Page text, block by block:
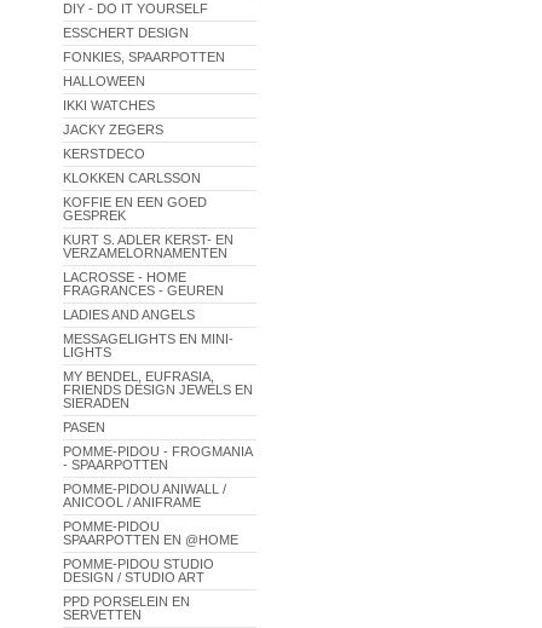
DIY - DO IT YOURSELF
ESSCHERT DESIGN
FONKIES, SPAARPOTTEN
HALLOWEEN
IKKI WATCHES
JACKY ZEGERS
KERSTDECO
KLOKKEN CARLSSON
KOFFIE EN EEN GOED
GESPREK
KURT S. ADLER KERST- EN
VERZAMELORNAMENTEN
LACROSSE - HOME
FRAGRANCES - GEUREN
LADIES AND ANGELS
MESSAGELIGHTS EN MINI-
LIGHTS
MY BENDEL, EUFRASIA,
FRIENDS DESIGN JEWELS EN
SIERADEN
PASEN
POMME-PIDOU - FROGMANIA
- SPAARPOTTEN
POMME-PIDOU ANIWALL /
ANICOOL / ANIFRAME
POMME-PIDOU
SPAARPOTTEN EN @HOME
POMME-PIDOU STUDIO
DESIGN / STUDIO ART
PPD PORSELEIN EN
SERVETTEN